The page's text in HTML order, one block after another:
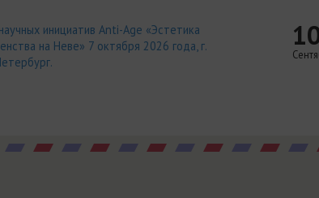
инициатив Anti-Age «Эстетика
на Неве» 7 октября 2026 года, г.